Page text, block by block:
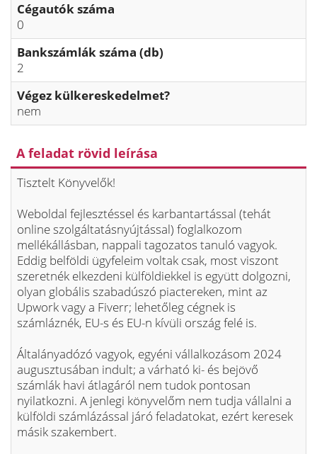
Cégautók száma
0
Bankszámlák száma (db)
2
Végez külkereskedelmet?
nem
A feladat rövid leírása
Tisztelt Könyvelők!
Weboldal fejlesztéssel és karbantartással (tehát
online szolgáltatásnyújtással) foglalkozom
mellékállásban, nappali tagozatos tanuló vagyok.
Eddig belföldi ügyfeleim voltak csak, most viszont
szeretnék elkezdeni külföldiekkel is együtt dolgozni,
olyan globális szabadúszó piactereken, mint az
Upwork vagy a Fiverr; lehetőleg cégnek is
számláznék, EU-s és EU-n kívüli ország felé is.
Általányadózó vagyok, egyéni vállalkozásom 2024
augusztusában indult; a várható ki- és bejövő
számlák havi átlagáról nem tudok pontosan
nyilatkozni. A jenlegi könyvelőm nem tudja vállalni a
külföldi számlázással járó feladatokat, ezért keresek
másik szakembert.